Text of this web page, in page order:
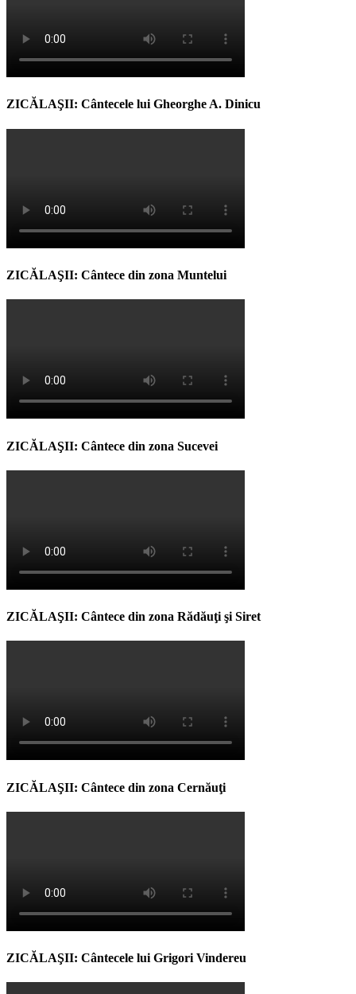
ZICĂLAŞII: Cântecele lui Gheorghe A. Dinicu
ZICĂLAŞII: Cântece din zona Muntelui
ZICĂLAŞII: Cântece din zona Sucevei
ZICĂLAŞII: Cântece din zona Rădăuţi şi Siret
ZICĂLAŞII: Cântece din zona Cernăuţi
ZICĂLAŞII: Cântecele lui Grigori Vindereu